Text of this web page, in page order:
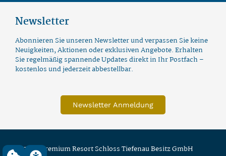
Newsletter
Abonnieren Sie unseren Newsletter und verpassen Sie keine
Neuigkeiten, Aktionen oder exklusiven Angebote. Erhalten
Sie regelmäßig spannende Updates direkt in Ihr Postfach –
kostenlos und jederzeit abbestellbar.
Newsletter Anmeldung
© 2026 Premium Resort Schloss Tiefenau Besitz GmbH